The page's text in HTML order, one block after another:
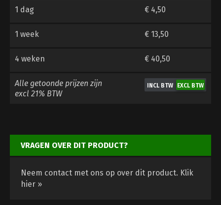
1 dag € 4,50
1 week € 13,50
4 weken € 40,50
Alle getoonde prijzen zijn
excl 21% BTW
VRAGEN OVER DIT PRODUCT?
Neem contact met ons op over dit product. Klik
hier »